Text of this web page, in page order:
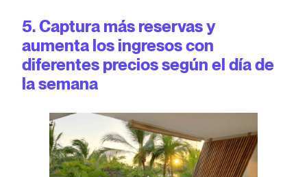
5. Captura más reservas y
aumenta los ingresos con
diferentes precios según el día de
la semana